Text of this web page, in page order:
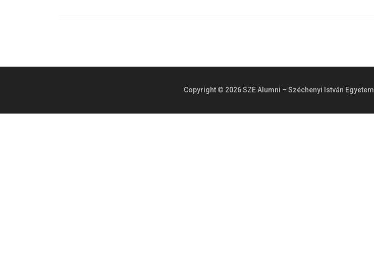
Copyright © 2026 SZE Alumni – Széchenyi István Egyetem